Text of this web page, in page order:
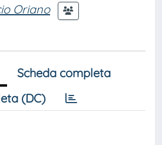
Oriano
Scheda completa
(DC)